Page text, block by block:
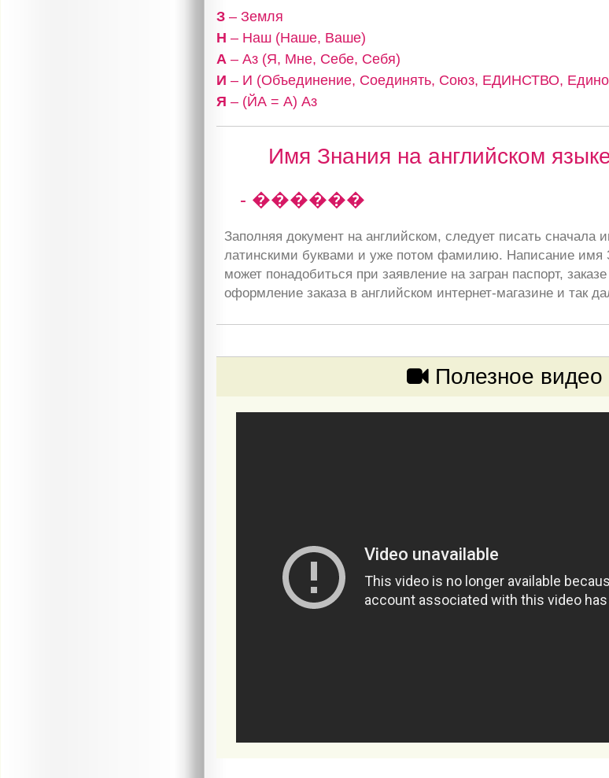
З – Земля
Н – Наш (Наше, Ваше)
А – Аз (Я, Мне, Себе, Себя)
И – И (Объединение, Соединять, Союз, ЕДИНСТВО,
Я – (ЙА = А) Аз
Имя Знания на английском
- ������
Заполняя документ на английском, следует писать сначала
латинскими буквами и уже потом фамилию. Написание имя
может понадобиться при заявление на загран паспорт,
оформление заказа в английском интернет-магазине и так
Полезное видео